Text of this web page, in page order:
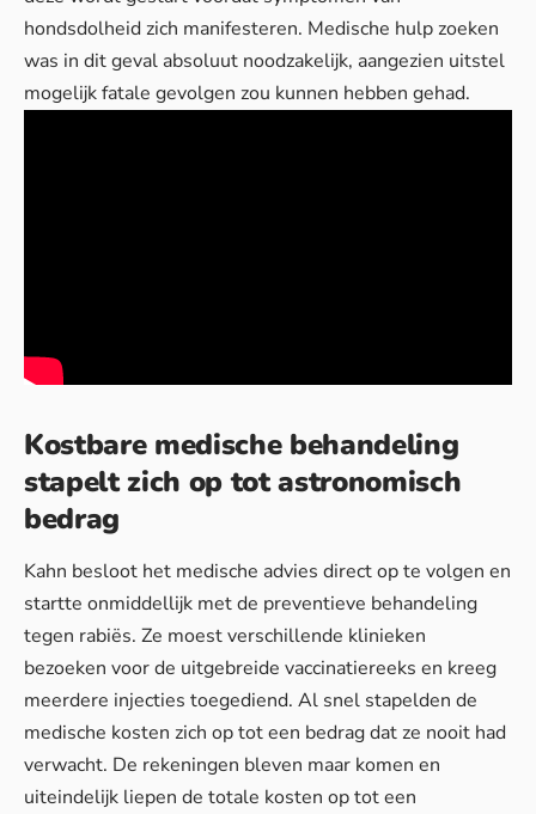
hondsdolheid zich manifesteren. Medische hulpzoeken
was in dit geval absoluut noodzakelijk, aangezien uitstel
mogelijk fatale gevolgen zou kunnen hebben gehad.
Kostbare medische behandeling
stapelt zich op tot astronomisch
bedrag
Kahn besloot het medische advies direct op te volgen en
startte onmiddellijk met de preventieve behandeling
tegen rabiës. Ze moest verschillende klinieken
bezoeken voor de uitgebreide vaccinatiereeks en kreeg
meerdere injecties toegediend. Al snel stapelden de
medische kosten zich op tot een bedrag dat ze nooit had
verwacht. De rekeningen bleven maar komen en
uiteindelijk liepen de totale kosten op tot een